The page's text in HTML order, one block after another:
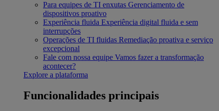
Para equipes de TI enxutas Gerenciamento de
dispositivos proativo
Experiência fluida Experiência digital fluida e sem
interrupções
Operações de TI fluidas Remediação proativa e serviço
excepcional
Fale com nossa equipe Vamos fazer a transformação
acontecer?
Explore a plataforma
Funcionalidades principais